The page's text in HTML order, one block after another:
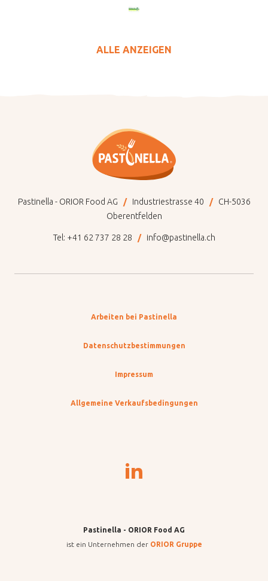
ALLE ANZEIGEN
Pastinella - ORIOR Food AG Industriestrasse 40
CH-5036
Oberentfelden
Tel: +41 62 737 28 28 info@pastinella.ch
Arbeiten bei Pastinella
Datenschutzbestimmungen
Impressum
Allgemeine Verkaufsbedingungen
Pastinella - ORIOR Food AG
ist ein Unternehmen der ORIOR Gruppe